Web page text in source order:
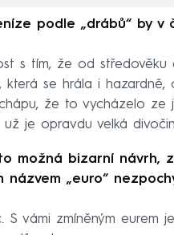
podle „drábů“ by v
s tím, že od středověku
se hrála i hazardně,
že to vycházelo ze
už je opravdu velká
možná bizarní návrh,
názvem „euro“
S vámi zmíněným